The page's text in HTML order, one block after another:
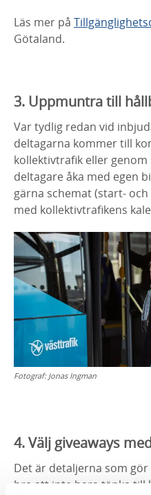
Läs mer på
Götaland.
3. Uppmuntra till
Var tydlig redan vid
deltagarna kommer till
kollektivtrafik eller
deltagare åka med egen
gärna schemat (start-
med kollektivtrafikens
Fotograf: Jonas Ingman
4. Välj giveaways
Det är detaljerna som
bra att inte bara tänka till